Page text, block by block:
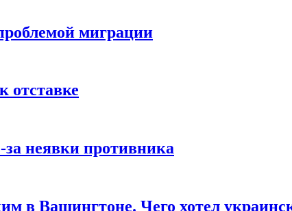
миграции
отставке
неявки противника
в Вашингтоне. Чего хотел